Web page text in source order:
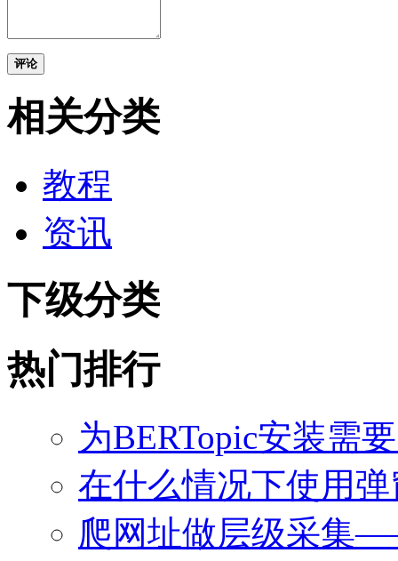
评论
相关分类
教程
资讯
下级分类
热门排行
为BERTopic安装需
在什么情况下使用
爬网址做层级采集